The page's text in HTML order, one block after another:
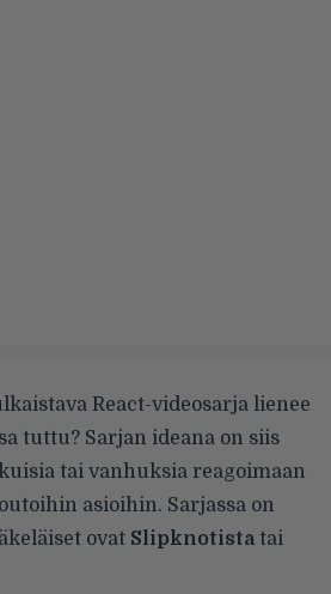
React-videosarja lienee
tuttu? Sarjan ideana on siis
tai vanhuksia reagoimaan
asioihin. Sarjassa on
ovat Slipknotistatai